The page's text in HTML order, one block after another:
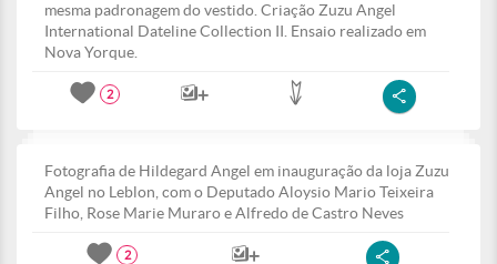
mesma padronagem do vestido. Criação Zuzu Angel
International Dateline Collection II. Ensaio realizado em
Nova Yorque.
2
Fotografia de Hildegard Angel em inauguração da loja Zuzu
Angel no Leblon, com o Deputado Aloysio Mario Teixeira
Filho, Rose Marie Muraro e Alfredo de Castro Neves
2